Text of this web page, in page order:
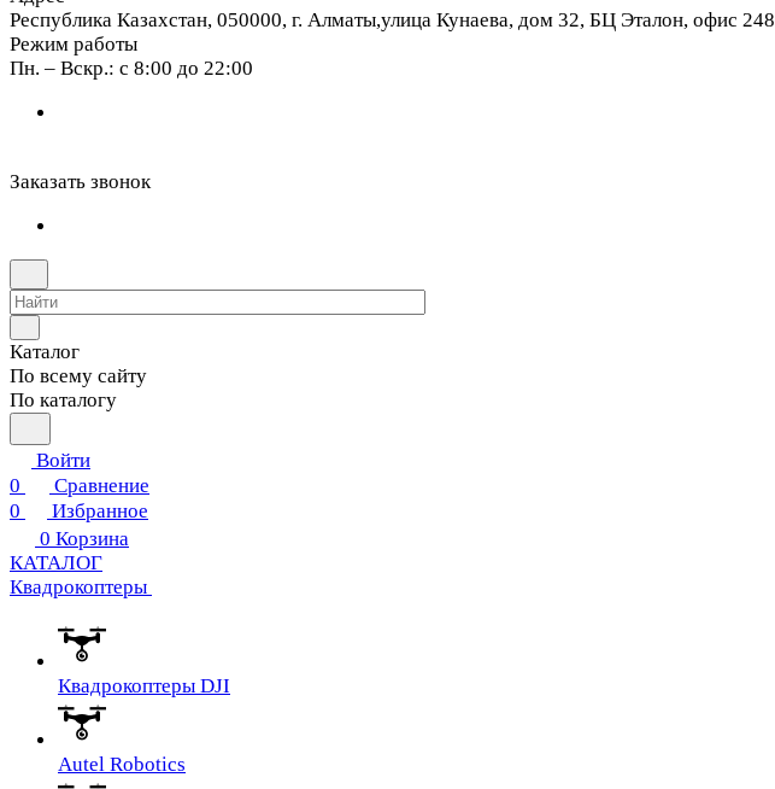
Республика Казахстан, 050000, г. Алматы,улица Кунаева, дом 32, БЦ Эталон, офис 248
Режим работы
Пн. – Вскр.: с 8:00 до 22:00
Заказать звонок
Каталог
По всему сайту
По каталогу
Войти
0
Сравнение
0
Избранное
0 Корзина
КАТАЛОГ
Квадрокоптеры
Квадрокоптеры DJI
Autel Robotics